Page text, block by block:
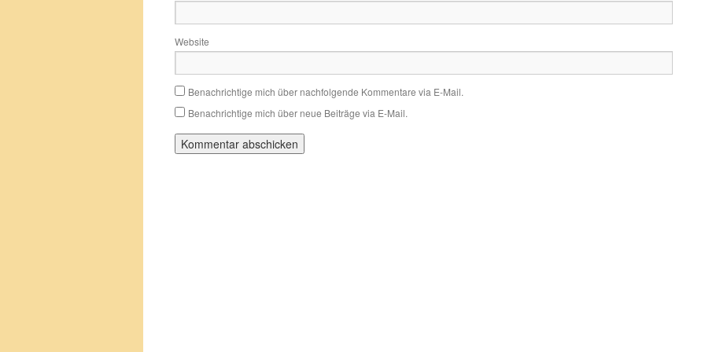
Website
Benachrichtige mich über nachfolgende Kommentare via E-Mail.
Benachrichtige mich über neue Beiträge via E-Mail.